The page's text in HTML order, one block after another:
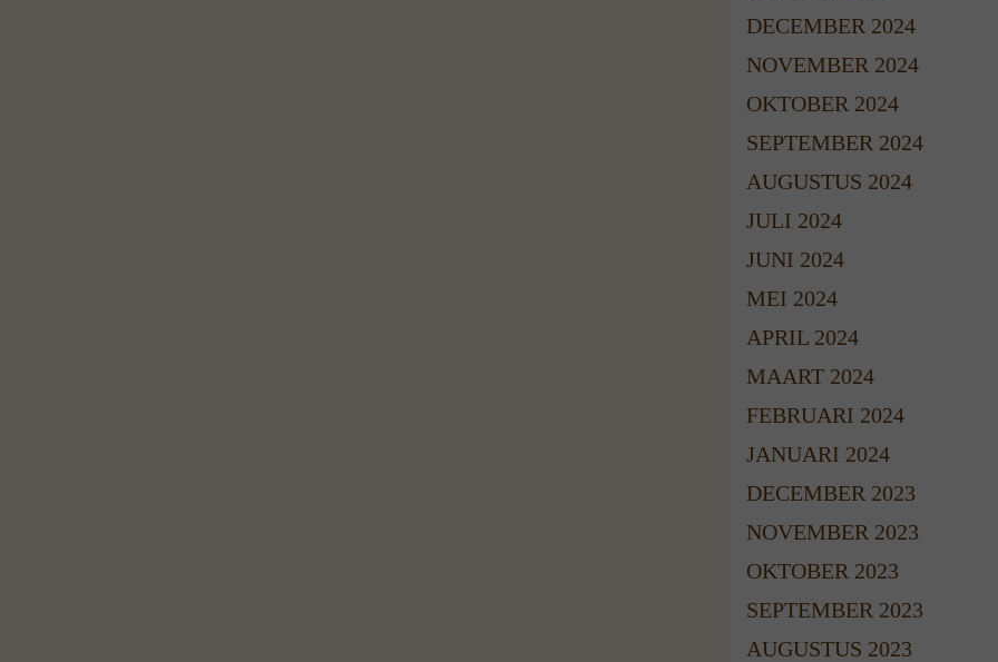
DECEMBER 2024
NOVEMBER 2024
OKTOBER 2024
SEPTEMBER 2024
AUGUSTUS 2024
JULI 2024
JUNI 2024
MEI 2024
APRIL 2024
MAART 2024
FEBRUARI 2024
JANUARI 2024
DECEMBER 2023
NOVEMBER 2023
OKTOBER 2023
SEPTEMBER 2023
AUGUSTUS 2023